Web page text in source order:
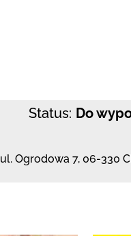
Status: Do
ul. Ogrodowa 7, 06-330